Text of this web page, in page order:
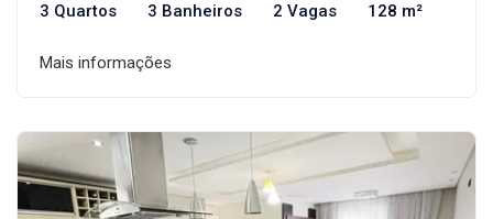
3 Quartos 3 Banheiros 2 Vagas 128 m²
Mais informações